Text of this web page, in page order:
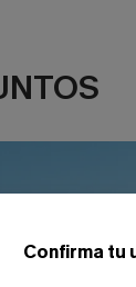
Confirma tu